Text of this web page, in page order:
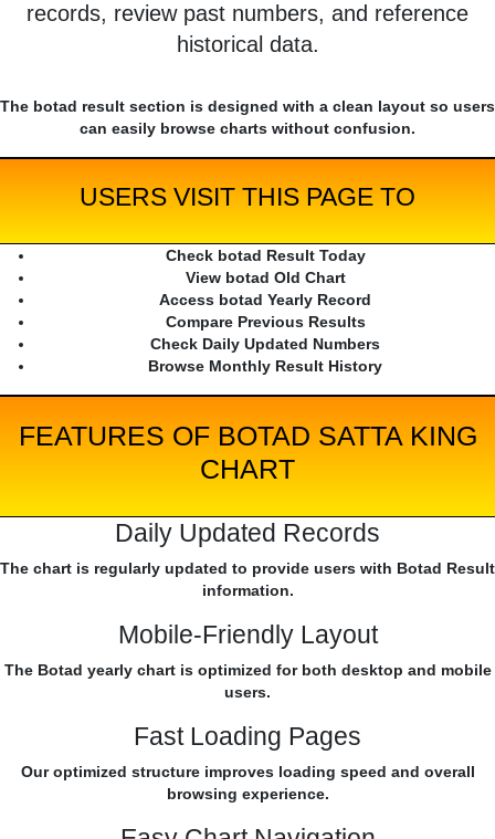
records, review past numbers, and reference
historical data.
The botad result section is designed with a clean layout so users
can easily browse charts without confusion.
USERS VISIT THIS PAGE TO
Check botad Result Today
View botad Old Chart
Access botad Yearly Record
Compare Previous Results
Check Daily Updated Numbers
Browse Monthly Result History
FEATURES OF BOTAD SATTA KING
CHART
Daily Updated Records
The chart is regularly updated to provide users with Botad Result
information.
Mobile-Friendly Layout
The Botad yearly chart is optimized for both desktop and mobile
users.
Fast Loading Pages
Our optimized structure improves loading speed and overall
browsing experience.